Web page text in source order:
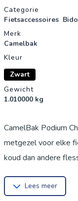
Categorie
Fietsaccessoires
Merk
Camelbak
Kleur
Zwart
Gewicht
1.010000 kg
CamelBak Podium
metgezel voor elke
koud dan andere
doorstroming
Lees meer